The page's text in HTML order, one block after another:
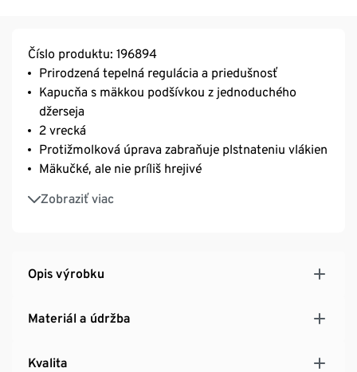
Číslo produktu: 196894
Prirodzená tepelná regulácia a priedušnosť
Kapucňa s mäkkou podšívkou z jednoduchého
džerseja
2 vrecká
Protižmolková úprava zabraňuje plstnateniu vlákien
Mäkučké, ale nie príliš hrejivé
Zobraziť viac
Dlhší strih na optimálnu ochranu
Opis výrobku
Materiál a údržba
Kvalita